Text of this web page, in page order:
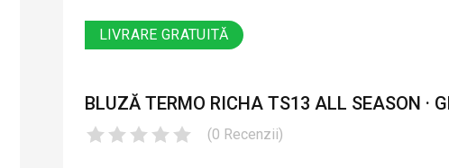
LIVRARE GRATUITĂ
BLUZĂ TERMO RICHA TS13 ALL SEASON ·
(0 Recenzii)